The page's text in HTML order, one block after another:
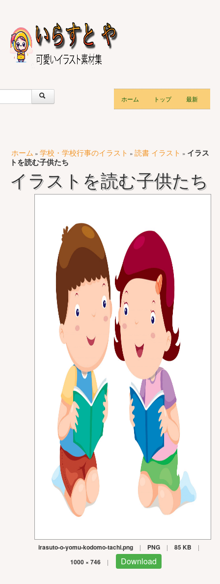
ホーム トップ 最新
ホーム » 学校・学校行事のイラスト » 読書 イラスト » イラス
トを読む子供たち
イラストを読む子供たち
irasuto-o-yomu-kodomo-tachi.png | PNG | 85 KB |
1000 × 746 | Download